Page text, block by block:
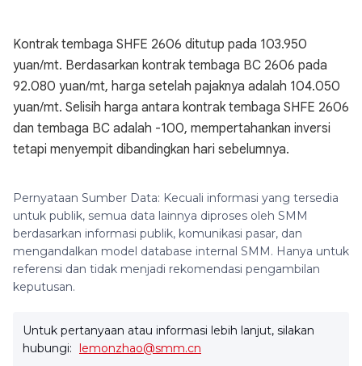
Kontrak tembaga SHFE 2606 ditutup pada 103.950
yuan/mt. Berdasarkan kontrak tembaga BC 2606 pada
92.080 yuan/mt, harga setelah pajaknya adalah 104.050
yuan/mt. Selisih harga antara kontrak tembaga SHFE 2606
dan tembaga BC adalah -100, mempertahankan inversi
tetapi menyempit dibandingkan hari sebelumnya.
Pernyataan Sumber Data: Kecuali informasi yang tersedia
untuk publik, semua data lainnya diproses oleh SMM
berdasarkan informasi publik, komunikasi pasar, dan
mengandalkan model database internal SMM. Hanya untuk
referensi dan tidak menjadi rekomendasi pengambilan
keputusan.
Untuk pertanyaan atau informasi lebih lanjut, silakan
hubungi: lemonzhao@smm.cn